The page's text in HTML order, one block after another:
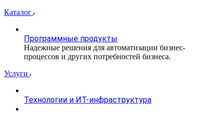
Каталог
Программные продукты
Надежные решения для автоматизации бизнес-
процессов и других потребностей бизнеса.
Услуги
Технологии и ИТ-инфраструктура